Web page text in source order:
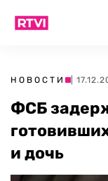
НОВОСТИ |
ФСБ
и дочь